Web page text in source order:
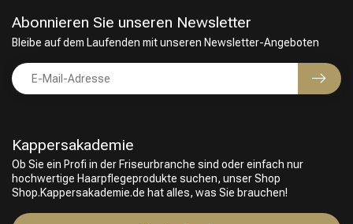
Friseurwahl
Kappersakademie
Ob Sie ein Profi in der Friseurbranche sind oder einfach nur
hochwertige Haarpflegeprodukte suchen, unser Shop
Shop.Kappersakademie.de hat alles, was Sie brauchen!
Abonnieren Sie unseren Newsletter
Bleibe auf dem Laufenden mit unseren Newsletter-Angeboten